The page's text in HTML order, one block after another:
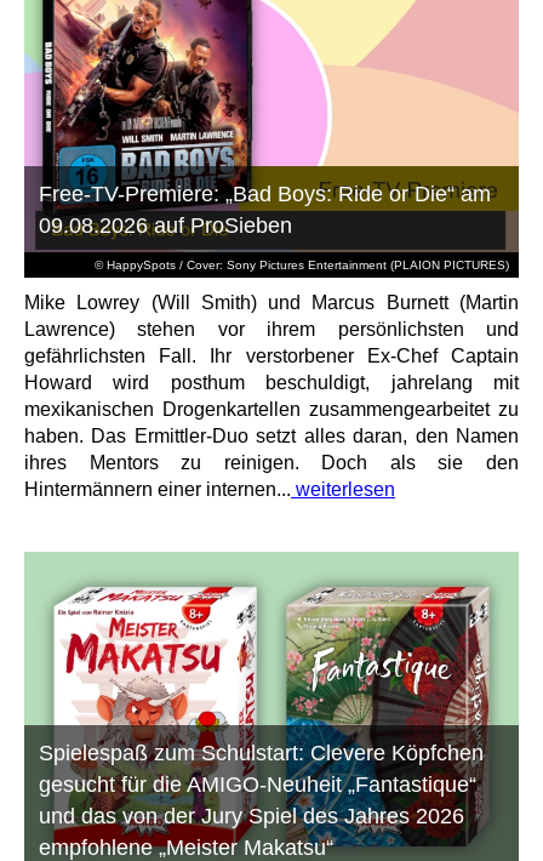
© HappySpots / Cover: Sony Pictures Entertainment (PLAION PICTURES)
Free-TV-Premiere: „Bad Boys: Ride or Die“ am
09.08.2026 auf ProSieben
Mike Lowrey (Will Smith) und Marcus Burnett (Martin
Lawrence) stehen vor ihrem persönlichsten und
gefährlichsten Fall. Ihr verstorbener Ex-Chef Captain
Howard wird posthum beschuldigt, jahrelang mit
mexikanischen Drogenkartellen zusammengearbeitet zu
haben. Das Ermittler-Duo setzt alles daran, den Namen
ihres Mentors zu reinigen. Doch als sie den
Hintermännern einer internen... weiterlesen
Spielespaß zum Schulstart: Clevere Köpfchen
gesucht für die AMIGO-Neuheit „Fantastique“
und das von der Jury Spiel des Jahres 2026
empfohlene „Meister Makatsu“